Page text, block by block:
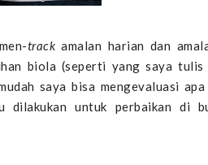
track amalan harian dan
biola (seperti yang saya tulis
saya bisa mengevaluasi
untuk perbaikan di